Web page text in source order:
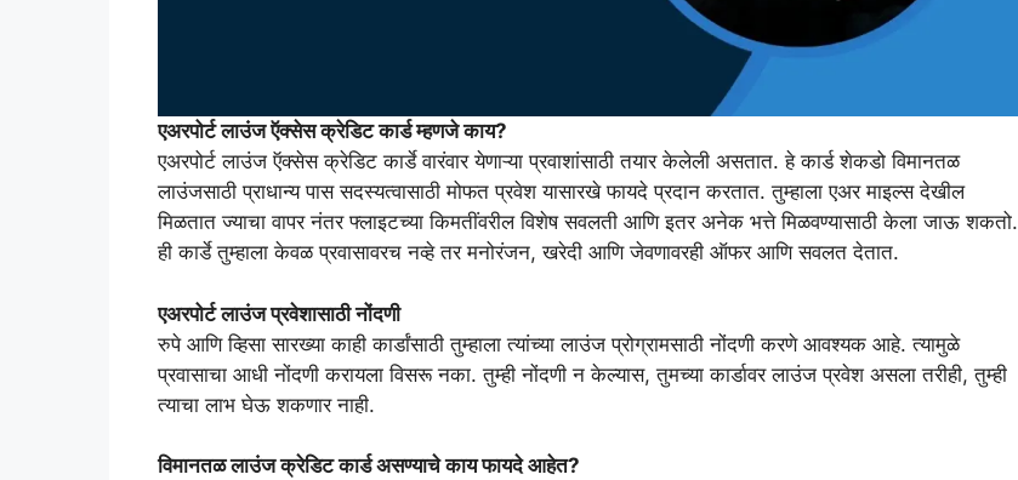
एअरपोर्ट लाउंज ऍक्सेस क्रेडिट कार्ड म्हणजे काय?
एअरपोर्ट लाउंज ऍक्सेस क्रेडिट कार्डे वारंवार येणाऱ्या प्रवाशांसाठी तयार केलेली असतात. हे कार्ड शेकडो विमानतळ
लाउंजसाठी प्राधान्य पास सदस्यत्वासाठी मोफत प्रवेश यासारखे फायदे प्रदान करतात. तुम्हाला एअर माइल्स देखील
मिळतात ज्याचा वापर नंतर फ्लाइटच्या किमतींवरील विशेष सवलती आणि इतर अनेक भत्ते मिळवण्यासाठी केला जाऊ शकतो.
ही कार्डे तुम्हाला केवळ प्रवासावरच नव्हे तर मनोरंजन, खरेदी आणि जेवणावरही ऑफर आणि सवलत देतात.
एअरपोर्ट लाउंज प्रवेशासाठी नोंदणी
रुपे आणि व्हिसा सारख्या काही कार्डांसाठी तुम्हाला त्यांच्या लाउंज प्रोग्रामसाठी नोंदणी करणे आवश्यक आहे. त्यामुळे
प्रवासाचा आधी नोंदणी करायला विसरू नका. तुम्ही नोंदणी न केल्यास, तुमच्या कार्डावर लाउंज प्रवेश असला तरीही, तुम्ही
त्याचा लाभ घेऊ शकणार नाही.
विमानतळ लाउंज क्रेडिट कार्ड असण्याचे काय फायदे आहेत?